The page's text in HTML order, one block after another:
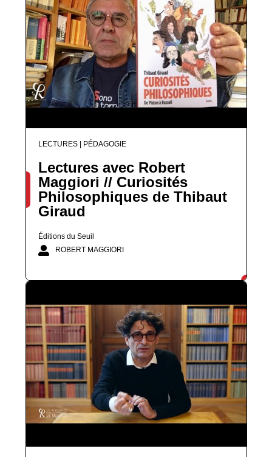
LECTURES | PÉDAGOGIE
Lectures avec Robert
Maggiori // Curiosités
Philosophiques de Thibaut
Giraud
Éditions du Seuil
ROBERT MAGGIORI